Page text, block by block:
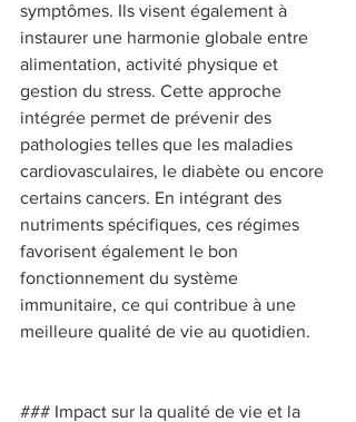
symptômes. Ils visent également à
instaurer une harmonie globale entre
alimentation, activité physique et
gestion du stress. Cette approche
intégrée permet de prévenir des
pathologies telles que les maladies
cardiovasculaires, le diabète ou encore
certains cancers. En intégrant des
nutriments spécifiques, ces régimes
favorisent également le bon
fonctionnement du système
immunitaire, ce qui contribue à une
meilleure qualité de vie au quotidien.
### Impact sur la qualité de vie et la